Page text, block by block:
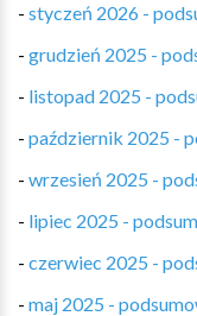
- styczeń 2026 -
- grudzień 2025 -
- listopad 2025 -
- październik 2025 -
- wrzesień 2025 -
- lipiec 2025 -
- czerwiec 2025 -
- maj 2025 -